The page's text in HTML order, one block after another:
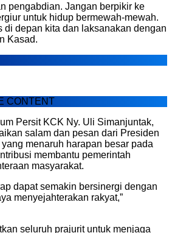
pengabdian. Jangan berpikir ke
untuk hidup bermewah-mewah.
di depan kita dan laksanakan dengan
Kasad.
CONTENT
Persit KCK Ny. Uli Simanjuntak,
salam dan pesan dari Presiden
menaruh harapan besar pada
membantu pemerintah
masyarakat.
dapat semakin bersinergi dengan
menyejahterakan rakyat,”
seluruh prajurit untuk menjaga